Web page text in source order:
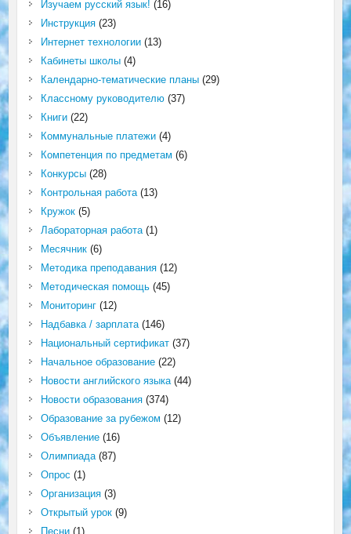
Изучаем русский язык! (16)
Инструкция(23)
Интернет технологии(13)
Кабинеты школы(4)
Календарно-тематические планы(29)
Классному руководителю(37)
Книги(22)
Коммунальные платежи(4)
Компетенция по предметам (6)
Конкурсы(28)
Контрольная работа(13)
Кружок(5)
Лабораторная работа(1)
Месячник(6)
Методика преподавания(12)
Методическая помощь(45)
Мониторинг(12)
Надбавка / зарплата(146)
Национальный сертификат(37)
Начальное образование(22)
Новости английского языка(44)
Новости образования(374)
Образование за рубежом (12)
Объявление(16)
Олимпиада(87)
Опрос (1)
Организация(3)
Открытый урок(9)
Песни(1)